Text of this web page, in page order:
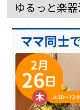
ゆるっと楽